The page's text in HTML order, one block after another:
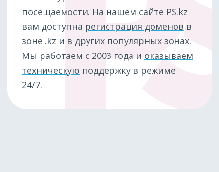
посещаемости. На нашем сайте PS.kz
вам доступна регистрация доменов в
зоне .kz и в других популярных зонах.
Мы работаем с 2003 года и оказываем
техническую поддержку в режиме
24/7.